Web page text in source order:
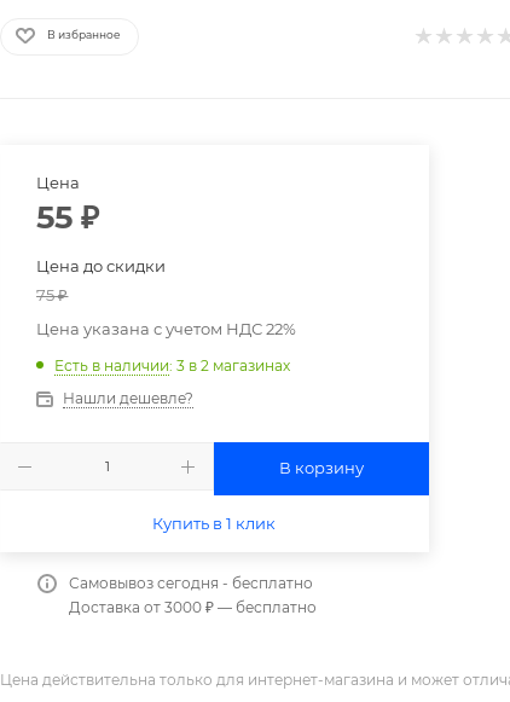
В избранное
Цена
55 ₽
Цена до скидки
75₽
Цена указана с учетом НДС 22%
Есть в наличии: 3 в 2 магазинах
Нашли дешевле?
В корзину
Купить в 1 клик
Самовывоз сегодня - бесплатно
Доставка от 3000 ₽ — бесплатно
Цена действительна только для интернет-магазина и может